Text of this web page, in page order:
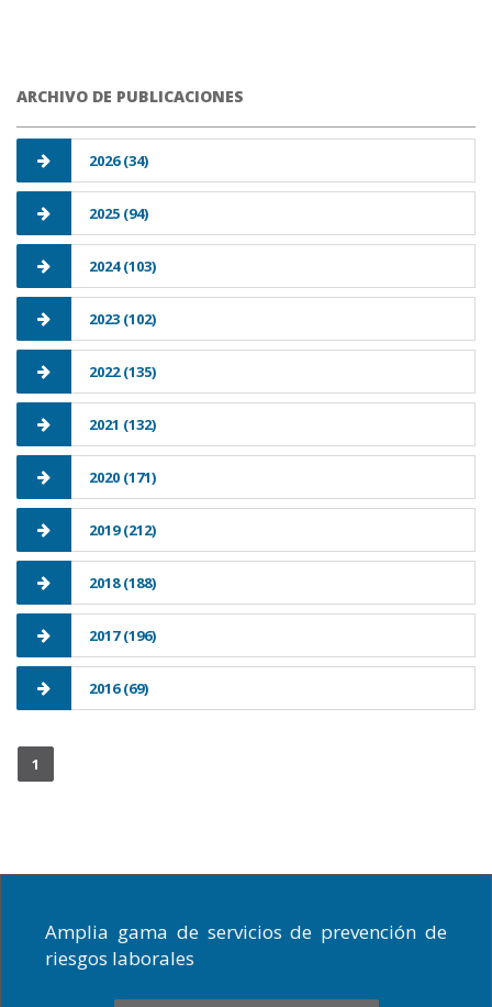
ARCHIVO DE PUBLICACIONES
2026 (34)
2025 (94)
2024 (103)
2023 (102)
2022 (135)
2021 (132)
2020 (171)
2019 (212)
2018 (188)
2017 (196)
2016 (69)
1
Amplia gama de servicios de prevención de
riesgos laborales